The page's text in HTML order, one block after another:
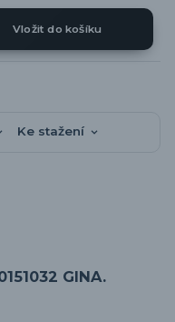
Vložit do košíku
Ke stažení
GINA.